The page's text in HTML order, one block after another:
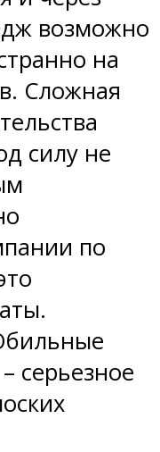
возможно
на
Сложная
силу не
по
серьезное